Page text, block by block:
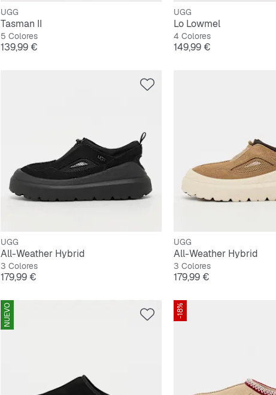
UGG
Tasman II
5 Colores
Precio
139,99 €
UGG
Lo Lowmel
4 Colores
Precio
149,99 €
UGG
All-Weather Hybrid
3 Colores
Precio
179,99 €
UGG
All-Weather Hybrid
3 Colores
Precio
179,99 €
NUEVO -18%